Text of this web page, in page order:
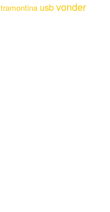
tramontina usbvonder